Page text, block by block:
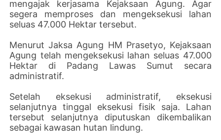
mengajak kerjasama Kejaksaan Agung. Agar
segera memproses dan mengeksekusi lahan
seluas 47.000 Hektar tersebut.
Menurut Jaksa Agung HM Prasetyo, Kejaksaan
Agung telah mengeksekusi lahan seluas 47.000
Hektar di Padang Lawas Sumut secara
administratif.
Setelah eksekusi administratif, eksekusi
selanjutnya tinggal eksekusi fisik saja. Lahan
tersebut selanjutnya diputuskan dikembalikan
sebagai kawasan hutan lindung.